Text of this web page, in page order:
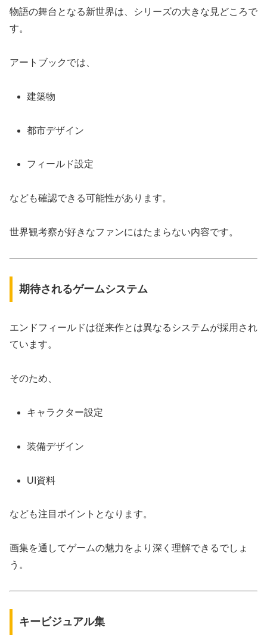
物語の舞台となる新世界は、シリーズの大きな見どころで
す。
アートブックでは、
建築物
都市デザイン
フィールド設定
なども確認できる可能性があります。
世界観考察が好きなファンにはたまらない内容です。
期待されるゲームシステム
エンドフィールドは従来作とは異なるシステムが採用され
ています。
そのため、
キャラクター設定
装備デザイン
UI資料
なども注目ポイントとなります。
画集を通してゲームの魅力をより深く理解できるでしょ
う。
キービジュアル集